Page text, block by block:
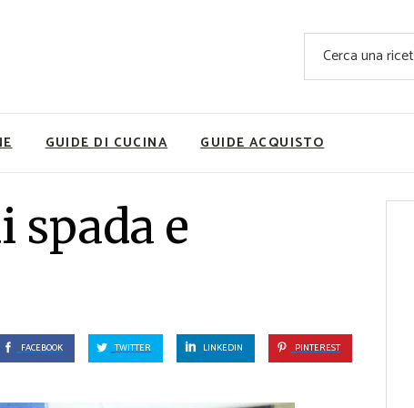
Cerca
GUIDE DI CUCINA GUIDE ACQUISTO
Ricette Facili e Veloci
Ricette Primi Piatti
Ricette Dolci
Ricette Carne
Ricette Secondi
Video Ricette
Ricette per Ingrediente
Ricette
e
FACEBOOK TWITTER LINKEDIN PINTEREST